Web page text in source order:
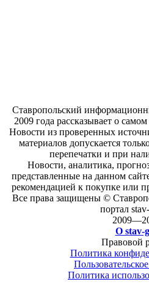
Ставропольский
2009 года рассказывает о
Новости из проверенных
материалов допускается
перепечатки и при
Новости, аналитика,
представленные на данном
рекомендацией к покупке или
Все права защищены ©
портал
О stav-
Правовой
Политика
Политика